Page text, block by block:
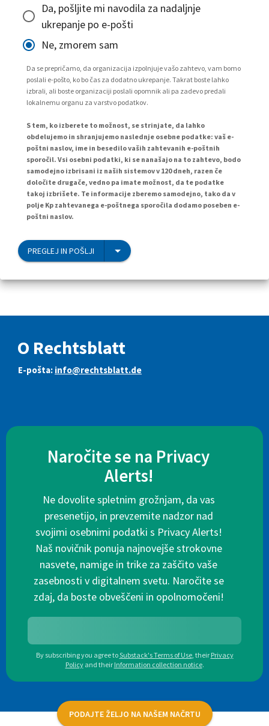
Da, pošljite mi navodila za nadaljnje
ukrepanje po e-pošti
Ne, zmorem sam
Da se prepričamo, da organizacija izpolnjuje vašo zahtevo, vam bomo
poslali e-pošto, ko bo čas za dodatno ukrepanje. Takrat boste lahko
izbrali, ali boste organizaciji poslali opomnik ali pa zadevo predali
lokalnemu organu za varstvo podatkov.
S tem, ko izberete to možnost, se strinjate, da lahko
obdelujemo in shranjujemo naslednje osebne podatke: vaš e-
poštni naslov, ime in besedilo vaših zahtevanih e-poštnih
sporočil. Vsi osebni podatki, ki se nanašajo na to zahtevo, bodo
samodejno izbrisani iz naših sistemov v 120 dneh, razen če
določite drugače, vedno pa imate možnost, da te podatke
takoj izbrišete. Te informacije zberemo samodejno, tako da v
polje Kp zahtevanega e-poštnega sporočila dodamo poseben e-
poštni naslov.
PREGLEJ IN POŠLJI
O Rechtsblatt
E-pošta: info@rechtsblatt.de
Naročite se na Privacy
Alerts!
Ne dovolite spletnim grožnjam, da vas
presenetijo, in prevzemite nadzor nad
svojimi osebnimi podatki s Privacy Alerts!
Naš novičnik ponuja najnovejše strokovne
nasvete, namige in trike za zaščito vaše
zasebnosti v digitalnem svetu. Naročite se
zdaj, da boste obveščeni in opolnomočeni!
By subscribing you agree toSubstack's Terms of Use, their Privacy
Policy and their Information collection notice.
PODAJTE ŽELJO NA NAŠEM NAČRTU